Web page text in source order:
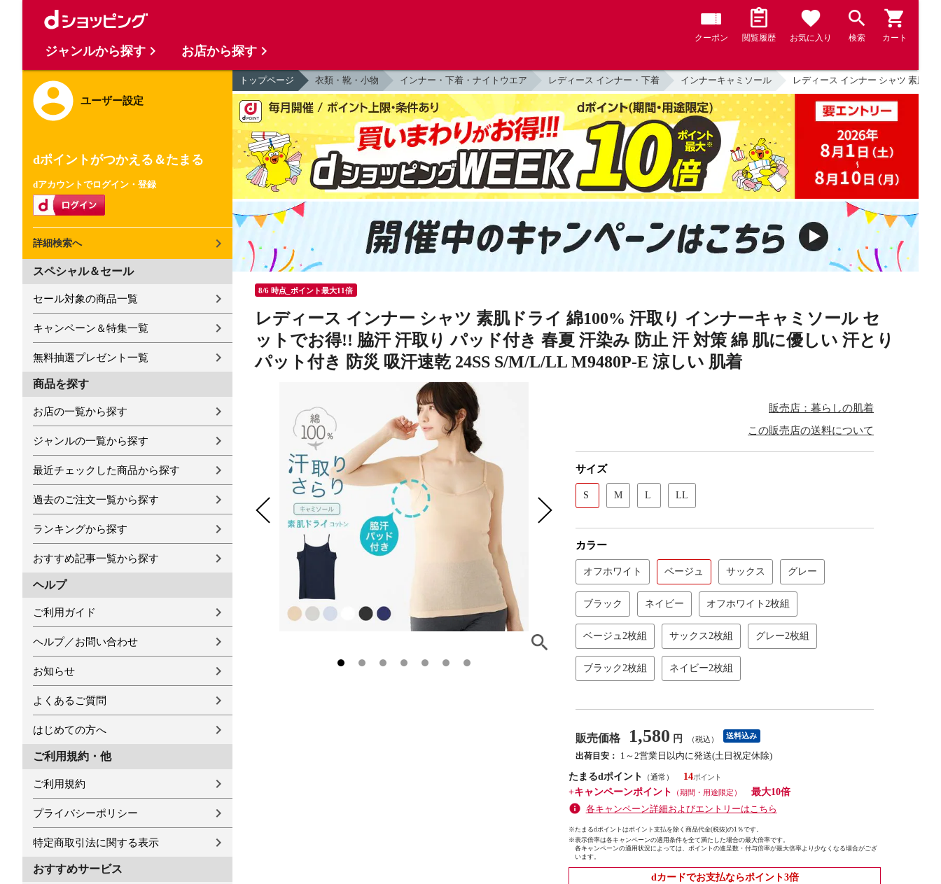
クーポン 閲覧履歴 お気に入り 検索 カート
ユーザー設定
dポイントがつかえる＆たまる
dアカウントでログイン・登録
詳細検索へ
スペシャル＆セール
セール対象の商品一覧
キャンペーン＆特集一覧
無料抽選プレゼント一覧
商品を探す
お店の一覧から探す
ジャンルの一覧から探す
最近チェックした商品から探す
過去のご注文一覧から探す
ランキングから探す
おすすめ記事一覧から探す
ヘルプ
ご利用ガイド
ヘルプ／お問い合わせ
お知らせ
よくあるご質問
はじめての方へ
ご利用規約・他
ご利用規約
プライバシーポリシー
特定商取引法に関する表示
おすすめサービス
トップページ 衣類・靴・小物 インナー・下着・ナイトウエア レディース インナー・下着 インナーキャミソール レディース インナー シャツ 素肌ド
8/6 時点_ポイント最大11倍
レディース インナー シャツ 素肌ドライ 綿100% 汗取り インナーキャミソール セ
ットでお得!! 脇汗 汗取り パッド付き 春夏 汗染み 防止 汗 対策 綿 肌に優しい 汗とり
パット付き 防災 吸汗速乾 24SS S/M/L/LL M9480P-E 涼しい 肌着
販売店：暮らしの肌着
この販売店の送料について
サイズ
S M L LL
カラー
オフホワイト ベージュ サックス グレー
ブラック ネイビー オフホワイト2枚組
ベージュ2枚組 サックス2枚組 グレー2枚組
ブラック2枚組 ネイビー2枚組
販売価格 1,580 円 （税込） 送料込み
出荷目安：
1～2営業日以内に発送(土日祝定休除)
たまるdポイント
（通常）
14
+キャンペーンポイント
（期間・用途限定）
最大10倍
各キャンペーン詳細およびエントリーはこちら
※たまるdポイントはポイント支払を除く商品代金(税抜)の1％です。
※表示倍率は各キャンペーンの適用条件を全て満たした場合の最大倍率です。
各キャンペーンの適用状況によっては、ポイントの進呈数・付与倍率が最大倍率より少なくなる場合がござ
います。
dカードでお支払ならポイント3倍
ジャンルから探す お店から探す